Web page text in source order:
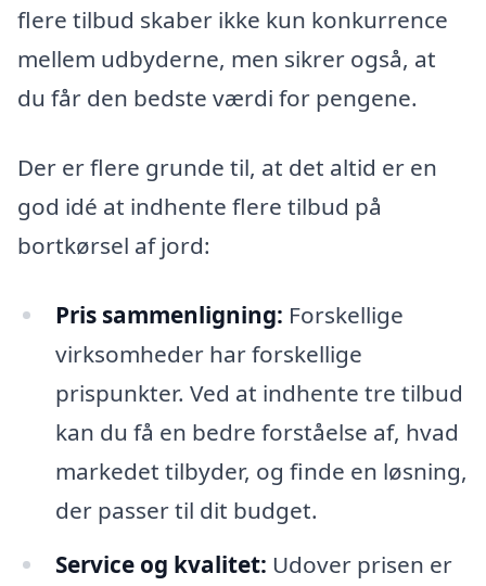
flere tilbud skaber ikke kun konkurrence
mellem udbyderne, men sikrer også, at
du får den bedste værdi for pengene.
Der er flere grunde til, at det altid er en
god idé at indhente flere tilbud på
bortkørsel af jord:
Pris sammenligning: Forskellige
virksomheder har forskellige
prispunkter. Ved at indhente tre tilbud
kan du få en bedre forståelse af, hvad
markedet tilbyder, og finde en løsning,
der passer til dit budget.
Service og kvalitet: Udover prisen er